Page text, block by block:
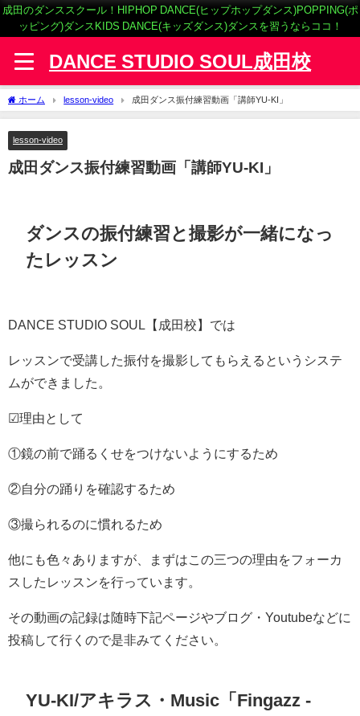
成田のダンススクール！HIPHOP DANCE(ヒップホップダンス)POPPING(ポ
ッピング)ダンスKIDS DANCE(キッズダンス)ダンスを習うならココ！
DANCE STUDIO SOUL成田校
ホーム lesson-video 成田ダンス振付練習動画「講師YU-KI」
lesson-video
成田ダンス振付練習動画「講師YU-KI」
ダンスの振付練習と撮影が一緒になっ
たレッスン
DANCE STUDIO SOUL【成田校】では
レッスンで受講した振付を撮影してもらえるというシステ
ムができました。
☑理由として
①鏡の前で踊るくせをつけないようにするため
②自分の踊りを確認するため
③撮られるのに慣れるため
他にも色々ありますが、まずはこの三つの理由をフォーカ
スしたレッスンを行っています。
その動画の記録は随時下記ページやブログ・Youtubeなどに
投稿して行くので是非みてください。
YU-KI/アキラス・Music「Fingazz -